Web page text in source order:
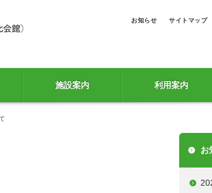
お知らせ サイトマップ
施設案内 利用案内
お